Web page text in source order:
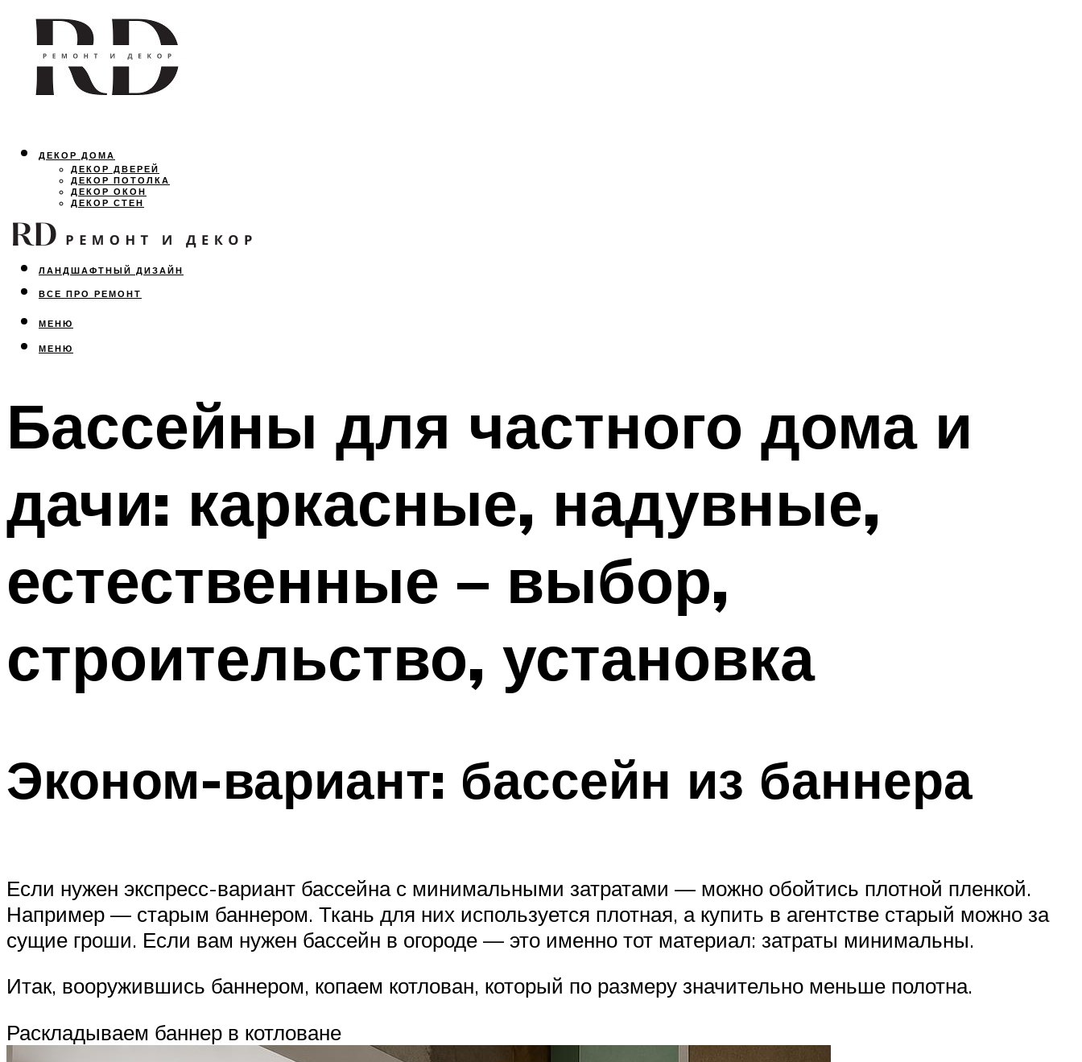
ДЕКОР ДОМА
ДЕКОР ДВЕРЕЙ
ДЕКОР ПОТОЛКА
ДЕКОР ОКОН
ДЕКОР СТЕН
ОСВЕЩЕНИЕ
ДИЗАЙН ИНТЕРЬЕРА
ЛАНДШАФТНЫЙ ДИЗАЙН
ВСЕ ПРО РЕМОНТ
МЕНЮ
МЕНЮ
Бассейны для частного дома и
дачи: каркасные, надувные,
естественные – выбор,
строительство, установка
Эконом-вариант: бассейн из баннера
Если нужен экспресс-вариант бассейна с минимальными затратами — можно обойтись плотной пленкой.
Например — старым баннером. Ткань для них используется плотная, а купить в агентстве старый можно за
сущие гроши. Если вам нужен бассейн в огороде — это именно тот материал: затраты минимальны.
Итак, вооружившись баннером, копаем котлован, который по размеру значительно меньше полотна.
Раскладываем баннер в котловане